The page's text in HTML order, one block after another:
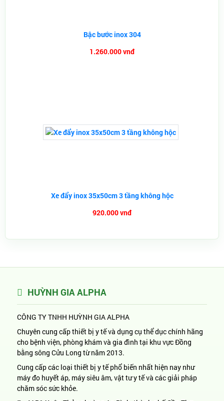
Bậc bước inox 304
1.260.000 vnđ
Xe đẩy inox 35x50cm 3 tầng không hộc
920.000 vnđ
HUỲNH GIA ALPHA
CÔNG TY TNHH HUỲNH GIA ALPHA
Chuyên cung cấp thiết bị y tế và dụng cụ thể dục chính hãng
cho bệnh viện, phòng khám và gia đình tại khu vực Đồng
bằng sông Cửu Long từ năm 2013.
Cung cấp các loại thiết bị y tế phổ biến nhất hiện nay như
máy đo huyết áp, máy siêu âm, vật tư y tế và các giải pháp
chăm sóc sức khỏe.